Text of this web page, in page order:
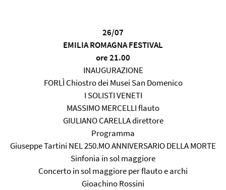
26/07
EMILIA ROMAGNA FESTIVAL
ore 21.00
INAUGURAZIONE
FORLÌ Chiostro dei Musei San Domenico
I SOLISTI VENETI
MASSIMO MERCELLI flauto
GIULIANO CARELLA direttore
Programma
Giuseppe Tartini NEL 250.MO ANNIVERSARIO DELLA MORTE
Sinfonia in sol maggiore
Concerto in sol maggiore per flauto e archi
Gioachino Rossini